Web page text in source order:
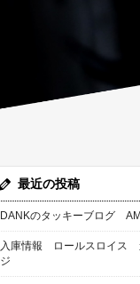
最近の投稿
DANKのタッキーブログ
入庫情報 ロールスロイス
ジ